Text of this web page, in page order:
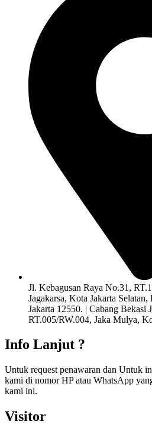
Jl. Kebagusan Raya No.31,
Jagakarsa, Kota Jakarta
Jakarta 12550. | Cabang Bekasi
RT.005/RW.004, Jaka Mulya,
Info Lanjut ?
Untuk request penawaran dan Untuk
kami di nomor HP atau WhatsApp
kami ini.
Visitor